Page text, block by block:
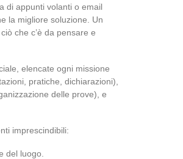
di appunti volanti o email
la migliore soluzione. Un
che c’è da pensare e
elencate ogni missione
pratiche, dichiarazioni),
delle prove), e
imprescindibili:
del luogo.